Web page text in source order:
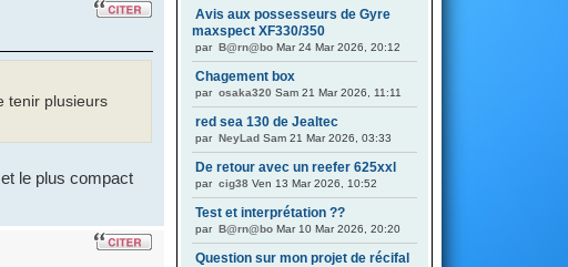
tenir plusieurs
le plus compact
Avis aux possesseurs de Gyre
maxspect XF330/350
par B@rn@bo Mar 24 Mar 2026, 20:12
Chagement box
par osaka320 Sam 21 Mar 2026, 11:11
red sea 130 de Jealtec
par NeyLad Sam 21 Mar 2026, 03:33
De retour avec un reefer 625xxl
par cig38 Ven 13 Mar 2026, 10:52
Test et interprétation ??
par B@rn@bo Mar 10 Mar 2026, 20:20
Question sur mon projet de récifal